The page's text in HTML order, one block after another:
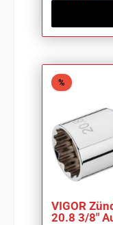
%Rabatt
VIGOR
20.8 3/8"